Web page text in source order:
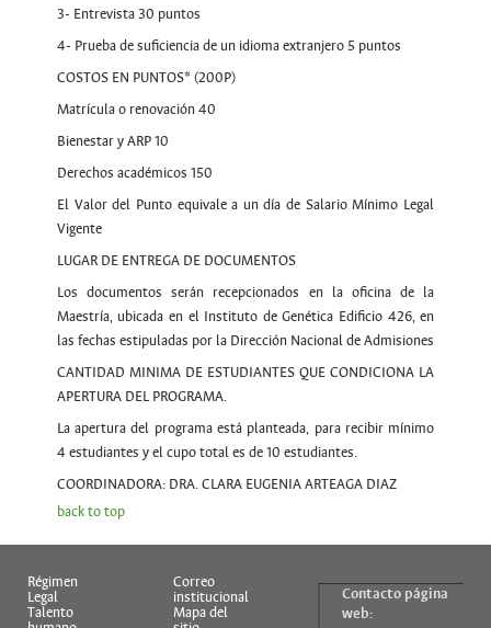
3- Entrevista 30 puntos
4- Prueba de suficiencia de un idioma extranjero 5 puntos
COSTOS EN PUNTOS* (200P)
Matrícula o renovación 40
Bienestar y ARP 10
Derechos académicos 150
El Valor del Punto equivale a un día de Salario Mínimo Legal
Vigente
LUGAR DE ENTREGA DE DOCUMENTOS
Los documentos serán recepcionados en la oficina de la
Maestría, ubicada en el Instituto de Genética Edificio 426, en
las fechas estipuladas por la Dirección Nacional de Admisiones
CANTIDAD MINIMA DE ESTUDIANTES QUE CONDICIONA LA
APERTURA DEL PROGRAMA.
La apertura del programa está planteada, para recibir mínimo
4 estudiantes y el cupo total es de 10 estudiantes.
COORDINADORA: DRA. CLARA EUGENIA ARTEAGA DIAZ
back to top
Régimen
Legal
Talento
Correo
institucional
Mapa del
Contacto página
web: